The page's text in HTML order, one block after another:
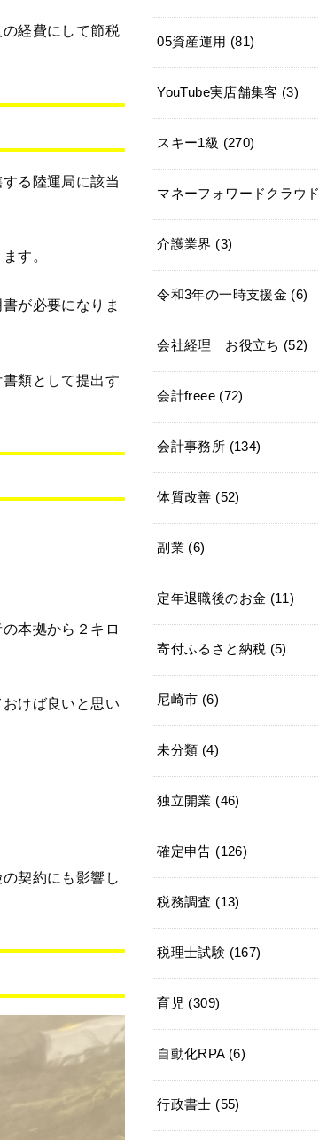
経費にして節税
る陸運局に該当
す。
が必要になりま
類として提出す
本拠から２キロ
けば良いと思い
契約にも影響し
05資産運用 (81)
YouTube実店舗集客 (3)
スキー1級 (270)
マネーフォワードクラウド
介護業界 (3)
令和3年の一時支援金 (6)
会社経理 お役立ち (52)
会計freee (72)
会計事務所 (134)
体質改善 (52)
副業 (6)
定年退職後のお金 (11)
寄付ふるさと納税 (5)
尼崎市 (6)
未分類 (4)
独立開業 (46)
確定申告 (126)
税務調査 (13)
税理士試験 (167)
育児 (309)
自動化RPA (6)
行政書士 (55)